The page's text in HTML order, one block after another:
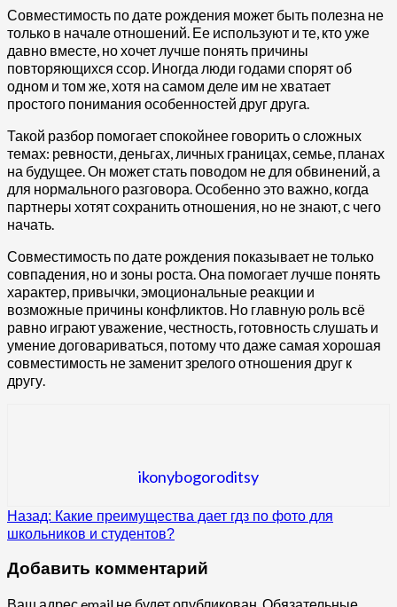
Совместимость по дате рождения может быть полезна не
только в начале отношений. Ее используют и те, кто уже
давно вместе, но хочет лучше понять причины
повторяющихся ссор. Иногда люди годами спорят об
одном и том же, хотя на самом деле им не хватает
простого понимания особенностей друг друга.
Такой разбор помогает спокойнее говорить о сложных
темах: ревности, деньгах, личных границах, семье, планах
на будущее. Он может стать поводом не для обвинений, а
для нормального разговора. Особенно это важно, когда
партнеры хотят сохранить отношения, но не знают, с чего
начать.
Совместимость по дате рождения показывает не только
совпадения, но и зоны роста. Она помогает лучше понять
характер, привычки, эмоциональные реакции и
возможные причины конфликтов. Но главную роль всё
равно играют уважение, честность, готовность слушать и
умение договариваться, потому что даже самая хорошая
совместимость не заменит зрелого отношения друг к
другу.
ikonybogoroditsy
Продолжить
чтение
Назад: Какие преимущества дает гдз по фото для
школьников и студентов?
Добавить комментарий
Ваш адрес email не будет опубликован. Обязательные